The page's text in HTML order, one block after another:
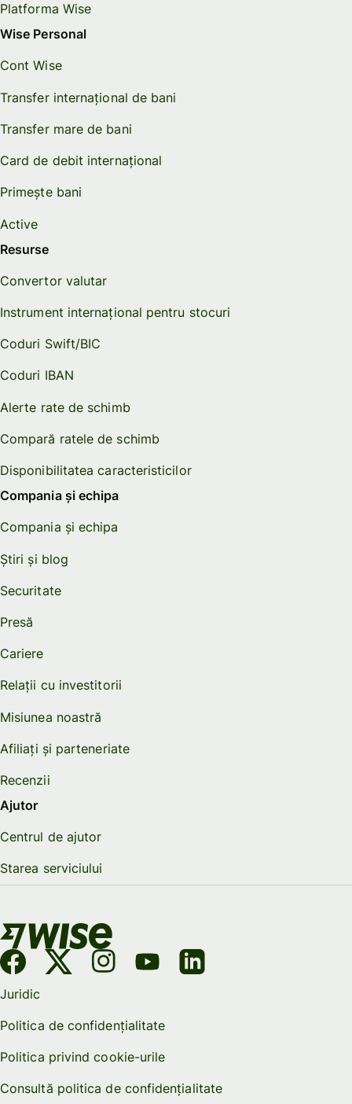
Platforma Wise
Wise Personal
Cont Wise
Transfer internațional de bani
Transfer mare de bani
Card de debit internațional
Primește bani
Active
Resurse
Convertor valutar
Instrument internațional pentru stocuri
Coduri Swift/BIC
Coduri IBAN
Alerte rate de schimb
Compară ratele de schimb
Disponibilitatea caracteristicilor
Compania și echipa
Compania și echipa
Știri și blog
Securitate
Presă
Cariere
Relații cu investitorii
Misiunea noastră
Afiliați și parteneriate
Recenzii
Ajutor
Centrul de ajutor
Starea serviciului
Juridic
Politica de confidențialitate
Politica privind cookie-urile
Consultă politica de confidențialitate